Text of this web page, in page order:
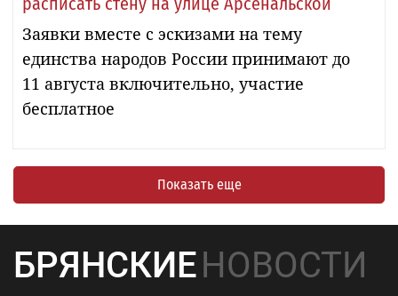
Заявки вместе с эскизами на тему
единства народов России принимают до
11 августа включительно, участие
бесплатное
Показать еще
БРЯНСКИЕНОВОСТИ